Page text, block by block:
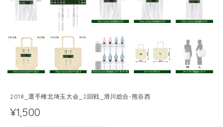
2018_選手権北埼玉大会_2回戦_滑川総合-熊谷西
¥1,500